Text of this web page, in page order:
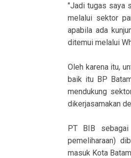
"Jadi tugas saya
melalui sektor
apabila ada
ditemui melalui
Oleh karena itu,
baik itu BP
mendukung
dikerjasamakan
PT BIB sebagai
pemeliharaan)
masuk Kota